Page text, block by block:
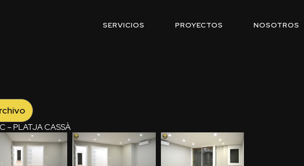
SERVICIOS PROYECTOS NOSOTROS
– PLATJA CASSÀ